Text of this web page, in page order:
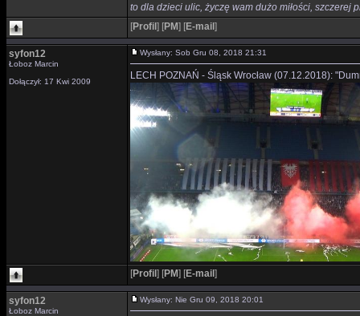
to dla dzieci ulic, życzę wam dużo miłości, szczerej
[Profil ] [PM] [E-mail ]
syfon12
Łoboz Marcin
Dołączył: 17 Kwi 2009
Wysłany: Sob Gru 08, 2018 21:31
LECH POZNAŃ - Śląsk Wrocław (07.12.2018):
[Profil ] [PM] [E-mail ]
syfon12
Łoboz Marcin
Wysłany: Nie Gru 09, 2018 20:01